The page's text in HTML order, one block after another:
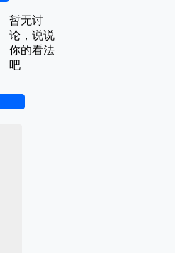
暂无讨
论，说说
你的看法
吧